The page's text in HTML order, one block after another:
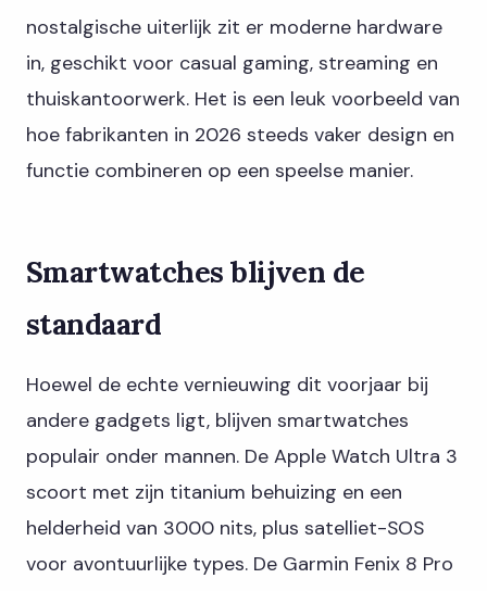
nostalgische uiterlijk zit er moderne hardware
in, geschikt voor casual gaming, streaming en
thuiskantoorwerk. Het is een leuk voorbeeld van
hoe fabrikanten in 2026 steeds vaker design en
functie combineren op een speelse manier.
Smartwatches blijven de
standaard
Hoewel de echte vernieuwing dit voorjaar bij
andere gadgets ligt, blijven smartwatches
populair onder mannen. De Apple Watch Ultra 3
scoort met zijn titanium behuizing en een
helderheid van 3000 nits, plus satelliet-SOS
voor avontuurlijke types. De Garmin Fenix 8 Pro